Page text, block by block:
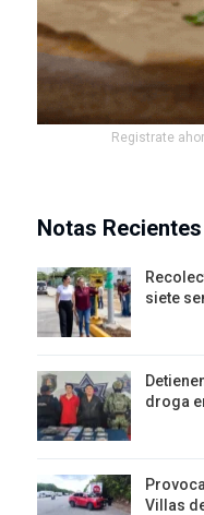
Registrate
Notas Recientes
siete
droga
Villas